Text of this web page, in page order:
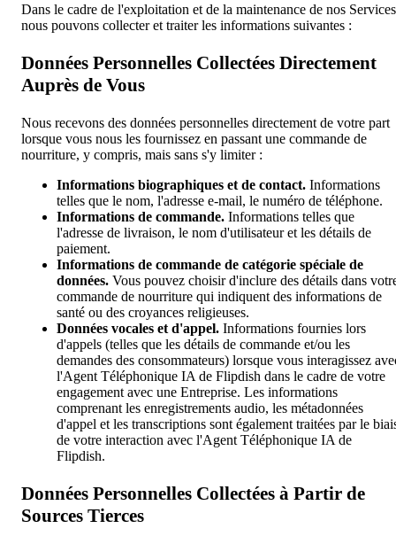
Dans le cadre de l'exploitation et de la maintenance de nos
nous pouvons collecter et traiter les informations suivantes :
Données Personnelles Collectées Directement
Auprès de Vous
Nous recevons des données personnelles directement de votre part
lorsque vous nous les fournissez en passant une commande de
nourriture, y compris, mais sans s'y limiter :
Informations biographiques et de contact. Informations
telles que le nom, l'adresse e-mail, le numéro de téléphone.
Informations de commande. Informations telles que
l'adresse de livraison, le nom d'utilisateur et les détails de
paiement.
Informations de commande de catégorie spéciale de
données. Vous pouvez choisir d'inclure des détails dans
commande de nourriture qui indiquent des informations de
santé ou des croyances religieuses.
Données vocales et d'appel. Informations fournies lors
d'appels (telles que les détails de commande et/ou les
demandes des consommateurs) lorsque vous interagissez
l'Agent Téléphonique IA de Flipdish dans le cadre de votre
engagement avec une Entreprise. Les informations
comprenant les enregistrements audio, les métadonnées
d'appel et les transcriptions sont également traitées par le
de votre interaction avec l'Agent Téléphonique IA de
Flipdish.
Données Personnelles Collectées à Partir de
Sources Tierces